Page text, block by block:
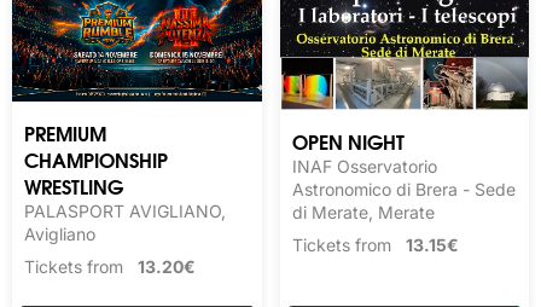
PREMIUM
CHAMPIONSHIP
WRESTLING
PALASPORT AVIGLIANO,
Avigliano
Tickets from 13.20€
OPEN NIGHT
INAF Osservatorio
Astronomico di Brera - Sede
di Merate, Merate
Tickets from 13.15€